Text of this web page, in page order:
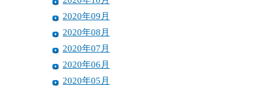
2020年09月
2020年08月
2020年07月
2020年06月
2020年05月